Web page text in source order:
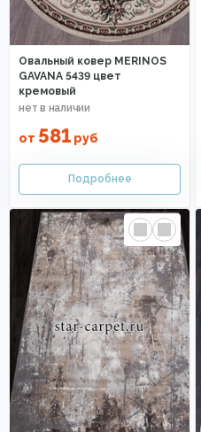
Овальный ковер MERINOS
GAVANA 5439 цвет
кремовый
от 581 руб